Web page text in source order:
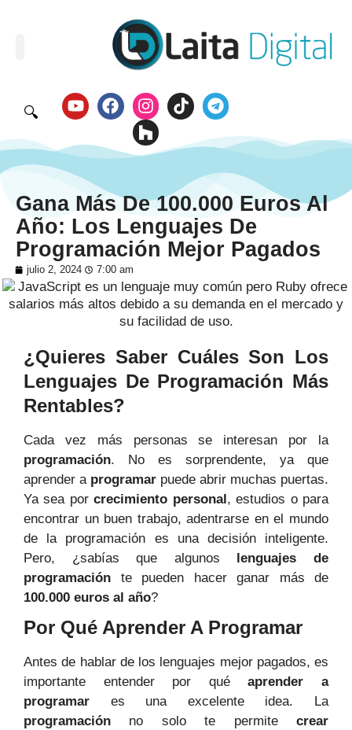
🔍
Gana Más De 100.000 Euros Al
Año: Los Lenguajes De
Programación Mejor Pagados
julio 2, 2024 7:00 am
¿Quieres Saber Cuáles Son Los
Lenguajes De Programación Más
Rentables?
Cada vez más personas se interesan por la
programación. No es sorprendente, ya que
aprender a programar puede abrir muchas puertas.
Ya sea porcrecimiento personal , estudios o para
encontrar un buen trabajo, adentrarse en el mundo
de la programación es una decisión inteligente.
Pero, ¿sabías que algunos
lenguajes de
programación te pueden hacer ganar más de
100.000 euros al año?
Por Qué Aprender A Programar
Antes de hablar de los lenguajes mejor pagados, es
importante entender por quéaprender a
programar es una excelente idea. La
programación no solo te permite crear